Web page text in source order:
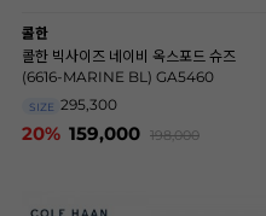
콜한
콜한 빅사이즈 네이비 옥스포드 슈즈
(6616-MARINE BL) GA5460
SIZE 295,300
20% 159,000 198,000